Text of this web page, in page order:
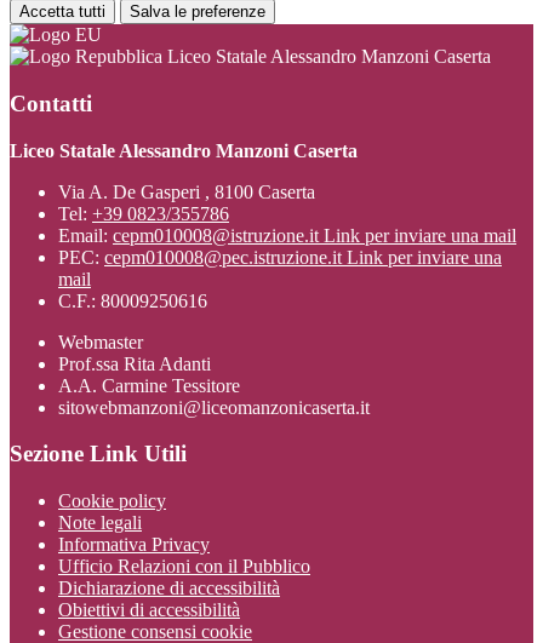
Accetta tutti Salva le preferenze
Liceo Statale Alessandro Manzoni Caserta
Contatti
Liceo Statale Alessandro Manzoni Caserta
Via A. De Gasperi , 8100 Caserta
Tel: +39 0823/355786
Email: cepm010008@istruzione.it Link per inviare una mail
PEC: cepm010008@pec.istruzione.it Link per inviare una
mail
C.F.: 80009250616
Webmaster
Prof.ssa Rita Adanti
A.A. Carmine Tessitore
sitowebmanzoni@liceomanzonicaserta.it
Sezione Link Utili
Cookie policy
Note legali
Informativa Privacy
Ufficio Relazioni con il Pubblico
Dichiarazione di accessibilità
Obiettivi di accessibilità
Gestione consensi cookie